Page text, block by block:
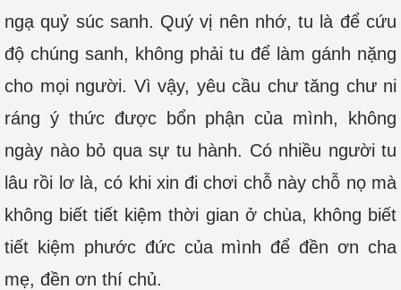
ngạ quỷ súc sanh. Quý vị nên nhớ, tu là để cứu
độ chúng sanh, không phải tu để làm gánh nặng
cho mọi người. Vì vậy, yêu cầu chư tăng chư ni
ráng ý thức được bổn phận của mình, không
ngày nào bỏ qua sự tu hành. Có nhiều người tu
lâu rồi lơ là, có khi xin đi chơi chỗ này chỗ nọ mà
không biết tiết kiệm thời gian ở chùa, không biết
tiết kiệm phước đức của mình để đền ơn cha
mẹ, đền ơn thí chủ.